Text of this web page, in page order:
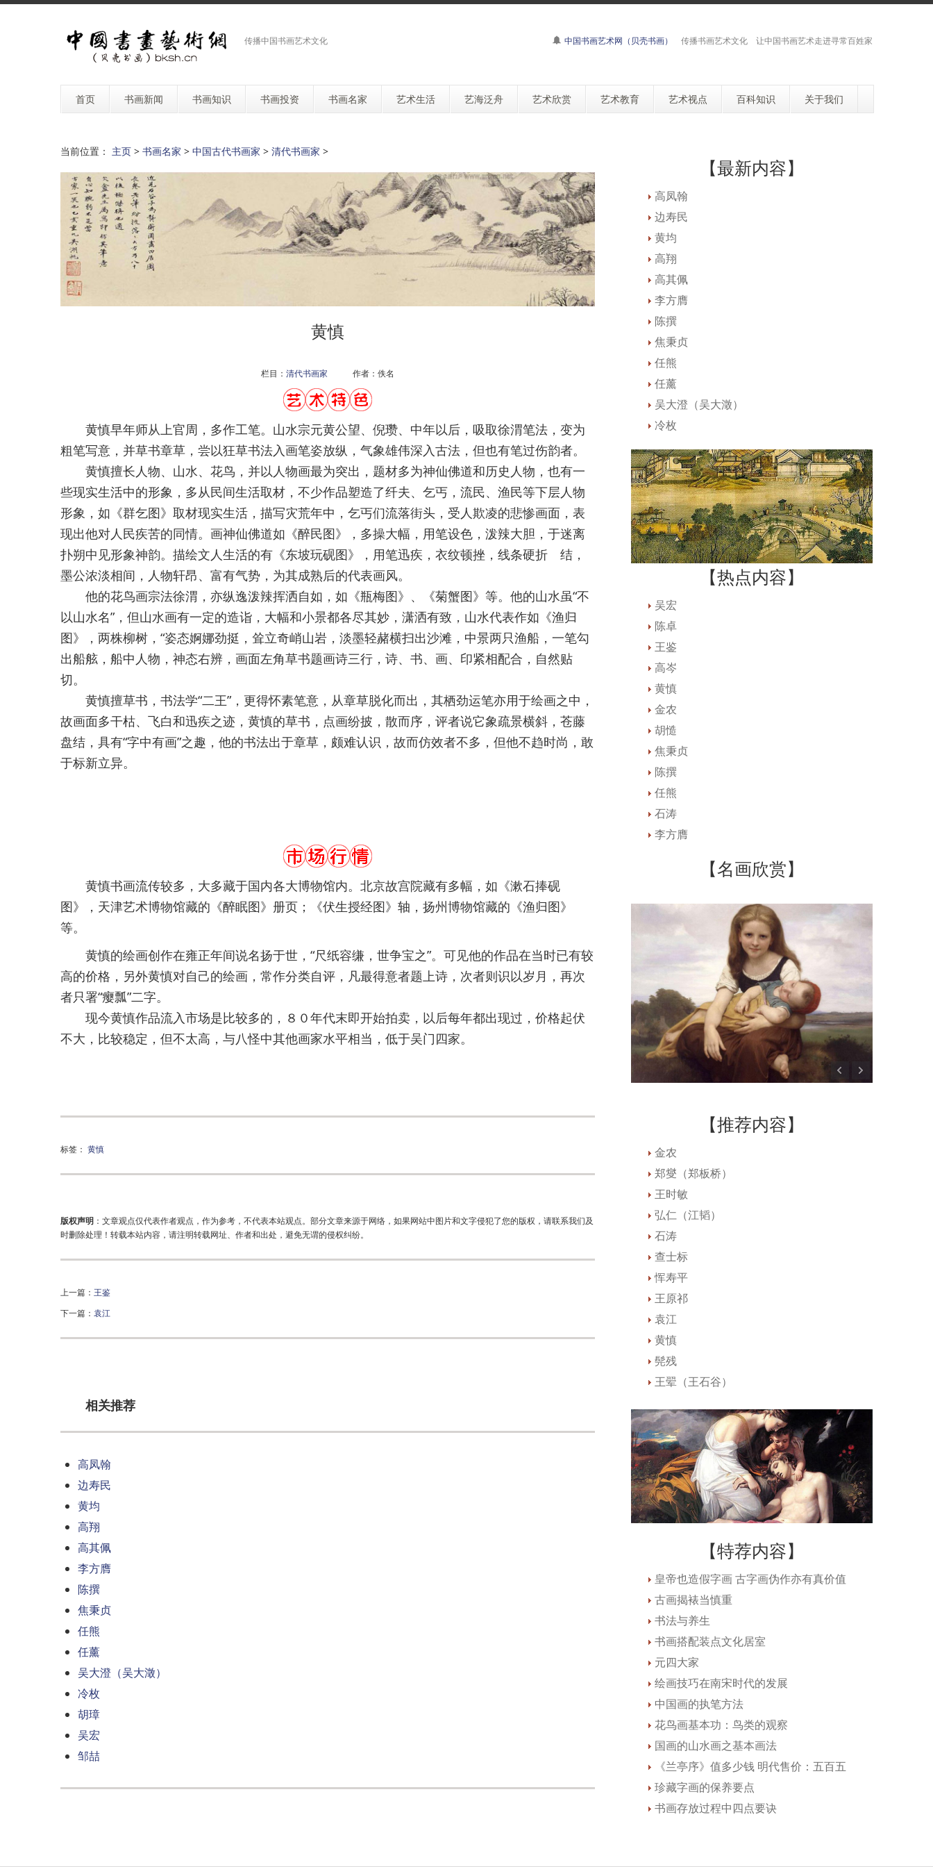
传播中国书画艺术文化 中国书画艺术网（贝壳书画） 传播书画艺术文化 让中国书画艺术走进寻常百姓家
首页 书画新闻 书画知识 书画投资 书画名家 艺术生活 艺海泛舟 艺术欣赏 艺术教育 艺术视点 百科知识 关于我们
当前位置： 主页 > 书画名家 > 中国古代书画家 > 清代书画家 >
黄慎
栏目： 清代书画家 作者：佚名
黄慎早年师从上官周，多作工笔。山水宗元黄公望、倪瓒、中年以后，吸取徐渭笔法，变为
粗笔写意，并草书章草，尝以狂草书法入画笔姿放纵，气象雄伟深入古法，但也有笔过伤韵者。
黄慎擅长人物、山水、花鸟，并以人物画最为突出，题材多为神仙佛道和历史人物，也有一
些现实生活中的形象，多从民间生活取材，不少作品塑造了纤夫、乞丐，流民、渔民等下层人物
形象，如《群乞图》取材现实生活，描写灾荒年中，乞丐们流落街头，受人欺凌的悲惨画面，表
现出他对人民疾苦的同情。画神仙佛道如《醉民图》，多操大幅，用笔设色，泼辣大胆，于迷离
扑朔中见形象神韵。描绘文人生活的有《东坡玩砚图》，用笔迅疾，衣纹顿挫，线条硬折 结，
墨公浓淡相间，人物轩昂、富有气势，为其成熟后的代表画风。
他的花鸟画宗法徐渭，亦纵逸泼辣挥洒自如，如《瓶梅图》、《菊蟹图》等。他的山水虽“不
以山水名”，但山水画有一定的造诣，大幅和小景都各尽其妙，潇洒有致，山水代表作如《渔归
图》，两株柳树，“姿态婀娜劲挺，耸立奇峭山岩，淡墨轻赭横扫出沙滩，中景两只渔船，一笔勾
出船舷，船中人物，神态右辨，画面左角草书题画诗三行，诗、书、画、印紧相配合，自然贴
切。
黄慎擅草书，书法学“二王”，更得怀素笔意，从章草脱化而出，其栖劲运笔亦用于绘画之中，
故画面多干枯、飞白和迅疾之迹，黄慎的草书，点画纷披，散而序，评者说它象疏景横斜，苍藤
盘结，具有“字中有画”之趣，他的书法出于章草，颇难认识，故而仿效者不多，但他不趋时尚，敢
于标新立异。
黄慎书画流传较多，大多藏于国内各大博物馆内。北京故宫院藏有多幅，如《漱石捧砚
图》，天津艺术博物馆藏的《醉眠图》册页；《伏生授经图》轴，扬州博物馆藏的《渔归图》
等。
黄慎的绘画创作在雍正年间说名扬于世，“尺纸容缣，世争宝之”。可见他的作品在当时已有较
高的价格，另外黄慎对自己的绘画，常作分类自评，凡最得意者题上诗，次者则识以岁月，再次
者只署“瘿瓢”二字。
现今黄慎作品流入市场是比较多的，８０年代末即开始拍卖，以后每年都出现过，价格起伏
不大，比较稳定，但不太高，与八怪中其他画家水平相当，低于吴门四家。
标签： 黄慎
版权声明 ：文章观点仅代表作者观点，作为参考，不代表本站观点。部分文章来源于网络，如果网站中图片和文字侵犯了您的版权，请联系我们及
时删除处理！转载本站内容，请注明转载网址、作者和出处，避免无谓的侵权纠纷。
上一篇： 王鉴
下一篇： 袁江
相关推荐
高凤翰
边寿民
黄均
高翔
高其佩
李方膺
陈撰
焦秉贞
任熊
任薰
吴大澄（吴大澂）
冷枚
胡璋
吴宏
邹喆
【最新内容】
高凤翰
边寿民
黄均
高翔
高其佩
李方膺
陈撰
焦秉贞
任熊
任薰
吴大澄（吴大澂）
冷枚
【热点内容】
吴宏
陈卓
王鉴
高岑
黄慎
金农
胡慥
焦秉贞
陈撰
任熊
石涛
李方膺
【名画欣赏】
【推荐内容】
金农
郑燮（郑板桥）
王时敏
弘仁（江韬）
石涛
查士标
恽寿平
王原祁
袁江
黄慎
髡残
王翚（王石谷）
【特荐内容】
皇帝也造假字画 古字画伪作亦有真价值
古画揭裱当慎重
书法与养生
书画搭配装点文化居室
元四大家
绘画技巧在南宋时代的发展
中国画的执笔方法
花鸟画基本功：鸟类的观察
国画的山水画之基本画法
《兰亭序》值多少钱 明代售价：五百五
珍藏字画的保养要点
书画存放过程中四点要诀